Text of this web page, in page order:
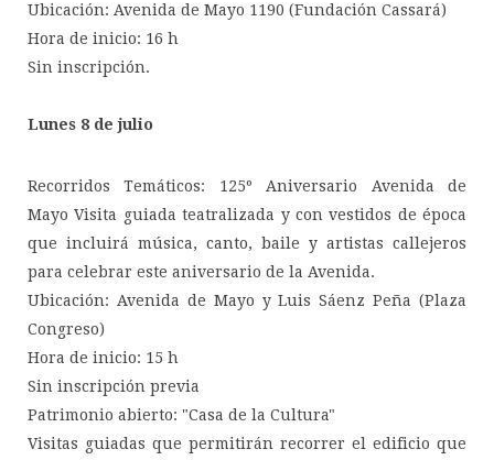
Ubicación: Avenida de Mayo 1190 (Fundación Cassará)
Hora de inicio: 16 h
Sin inscripción.
Lunes 8 de julio
Recorridos Temáticos: 125º Aniversario Avenida de
Mayo Visita guiada teatralizada y con vestidos de época
que incluirá música, canto, baile y artistas callejeros
para celebrar este aniversario de la Avenida.
Ubicación: Avenida de Mayo y Luis Sáenz Peña (Plaza
Congreso)
Hora de inicio: 15 h
Sin inscripción previa
Patrimonio abierto: "Casa de la Cultura"
Visitas guiadas que permitirán recorrer el edificio que